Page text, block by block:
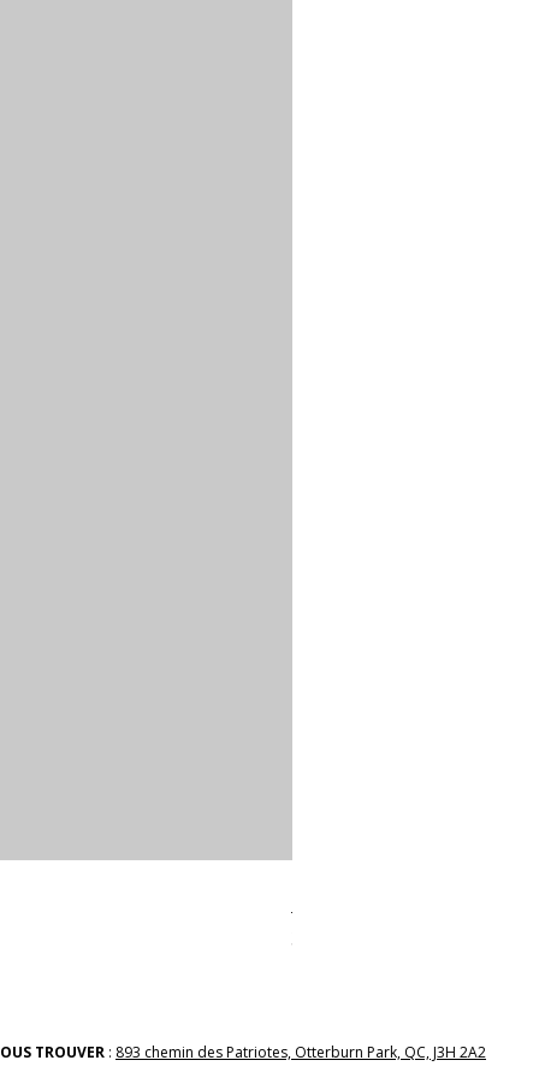
Prix
38,00 $
TROUVER : 893 chemin des Patriotes, Otterburn Park, QC, J3H 2A2